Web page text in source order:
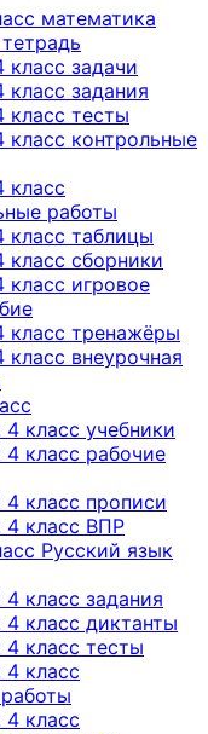
математика
задачи
задания
класс тесты
класс контрольные
класс
работы
класс таблицы
класс сборники
класс игровое
класс тренажёры
внеурочная
класс учебники
класс рабочие
класс прописи
4 класс ВПР
Русский язык
класс задания
класс диктанты
класс тесты
4 класс
4 класс